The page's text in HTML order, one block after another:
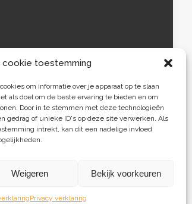
cookie toestemming
om informatie over je apparaat op te slaan
als doel om de beste ervaring te bieden en om
Door in te stemmen met deze technologieën
gedrag of unieke ID's op deze site verwerken. Als
intrekt, kan dit een nadelige invloed
Weigeren Bekijk voorkeuren
Privacy verklaring